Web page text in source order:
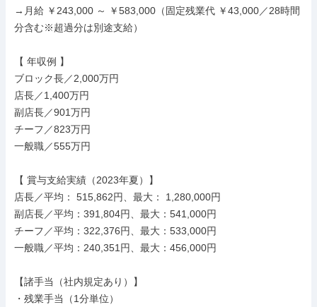
→月給 ￥243,000 ～ ￥583,000（固定残業代 ￥43,000／28時間
分含む※超過分は別途支給）
【 年収例 】
ブロック長／2,000万円
店長／1,400万円
副店長／901万円
チーフ／823万円
一般職／555万円
【 賞与支給実績（2023年夏）】
店長／平均： 515,862円、最大： 1,280,000円
副店長／平均：391,804円、最大：541,000円
チーフ／平均：322,376円、最大：533,000円
一般職／平均：240,351円、最大：456,000円
【諸手当（社内規定あり）】
・残業手当（1分単位）